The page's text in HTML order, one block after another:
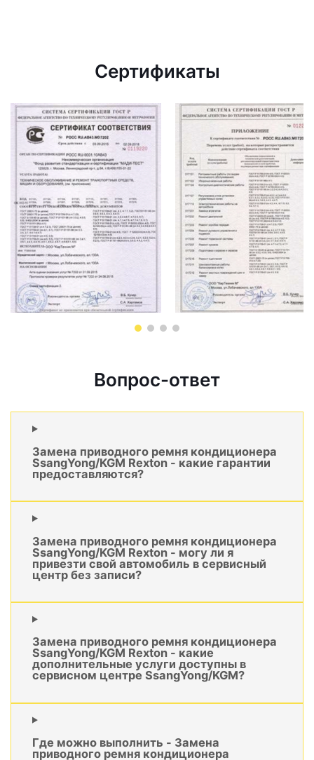
Сертификаты
Вопрос-ответ
Замена приводного ремня кондиционера
SsangYong/KGM Rexton - какие гарантии
предоставляются?
Замена приводного ремня кондиционера
SsangYong/KGM Rexton - могу ли я
привезти свой автомобиль в сервисный
центр без записи?
Замена приводного ремня кондиционера
SsangYong/KGM Rexton - какие
дополнительные услуги доступны в
сервисном центре SsangYong/KGM?
Где можно выполнить - Замена
приводного ремня кондиционера